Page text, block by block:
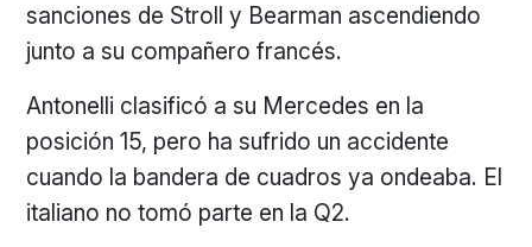
sanciones de Stroll y Bearman ascendiendo
junto a su compañero francés.
Antonelli clasificó a su Mercedes en la
posición 15, pero ha sufrido un accidente
cuando la bandera de cuadros ya ondeaba. El
italiano no tomó parte en la Q2.